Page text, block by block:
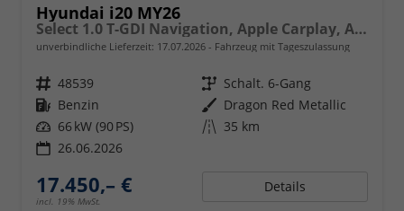
Hyundai i20 MY26
Select 1.0 T-GDI Navigation, Apple Carplay, Android Auto
unverbindliche Lieferzeit: 17.07.2026 Fahrzeug mit Tageszulassung
Fahrzeugnr. 48539 Getriebe Schalt. 6-Gang
Kraftstoff Benzin Außenfarbe Dragon Red Metallic
Leistung 66 kW (90 PS) Kilometerstand 35 km
26.06.2026
17.450,– €
incl. 19% MwSt.
Details